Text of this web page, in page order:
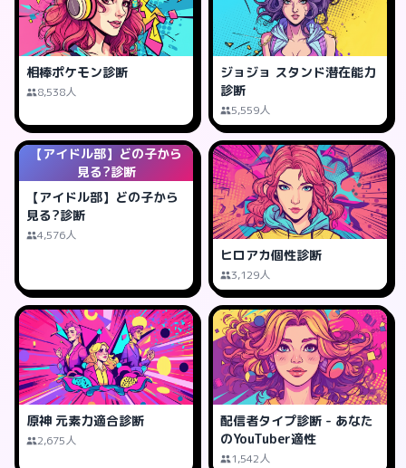
相棒ポケモン診断
8,538人
ジョジョ スタンド潜在能力
診断
5,559人
【アイドル部】どの子から
見る?診断
【アイドル部】どの子から
見る?診断
4,576人
ヒロアカ個性診断
3,129人
原神 元素力適合診断
2,675人
配信者タイプ診断 - あなた
のYouTuber適性
1,542人